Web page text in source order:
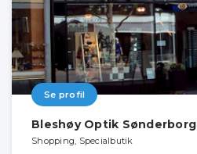
Se profil
Bleshøy Optik Sønderborg
Shopping, Specialbutik